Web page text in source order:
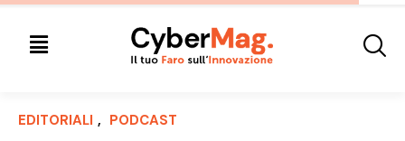
EDITORIALI , PODCAST